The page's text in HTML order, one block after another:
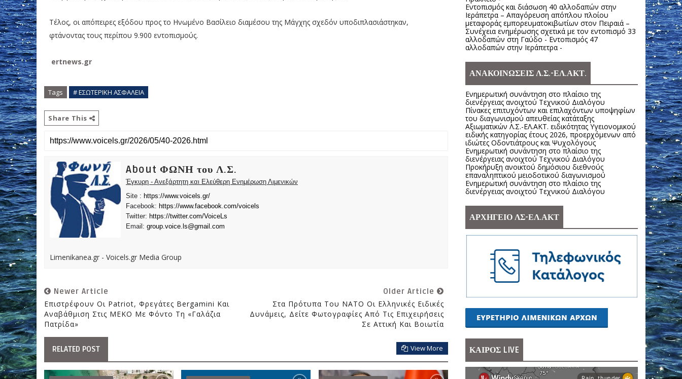
Τέλος, οι απόπειρες εξόδου προς το Ηνωμένο Βασίλειο διαμέσου της Μάγχης σχεδόν υποδιπλασιάστηκαν,
φτάνοντας τους περίπου 9.900 εντοπισμούς.
ertnews.gr
Tags # ΕΣΩΤΕΡΙΚΗ ΑΣΦΑΛΕΙΑ
Share This
About ΦΩΝΗ του Λ.Σ.
Έγκυρη - Ανεξάρτητη και Ελεύθερη Ενημέρωση Λιμενικών
Site : https://www.voicels.gr/
Facebook: https://www.facebook.com/voicels
Twitter: https://twitter.com/VoiceLs
Email: group.voice.ls@gmail.com
Limenikanea.gr - Voicels.gr Media Group
Newer Article
Επιστρέφουν Οι Patriot, Φρεγάτες Bergamini Και
Αναβάθμιση Στις ΜΕΚΟ Με Φόντο Τη «Γαλάζια
Πατρίδα»
Older Article
Στα Πρότυπα Του ΝΑΤΟ Οι Ελληνικές Ειδικές
Δυνάμεις, Δείτε Φωτογραφίες Από Τις Επιχειρήσεις
Σε Αττική Και Βοιωτία
RELATED POST View More
Εντοπισμός και διάσωση 40 αλλοδαπών στην
Ιεράπετρα – Απαγόρευση απόπλου πλοίου
μεταφοράς εμπορευματοκιβωτίων στον Πειραιά –
Συνέχεια ενημέρωσης σχετικά με τον εντοπισμό 33
αλλοδαπών στη Γαύδο - Εντοπισμός 47
αλλοδαπών στην Ιεράπετρα -
ΑΝΑΚΟΙΝΩΣΕΙΣ Λ.Σ.-ΕΛ.ΑΚΤ.
Ενημερωτική συνάντηση στο πλαίσιο της
διενέργειας ανοιχτού Τεχνικού Διαλόγου
Πίνακες επιτυχόντων και επιλαχόντων υποψηφίων
του διαγωνισμού απευθείας κατάταξης
Αξιωματικών Λ.Σ.-ΕΛ.ΑΚΤ. ειδικότητας Υγειονομικού
ειδικής κατηγορίας έτους 2026, προερχόμενων από
ιδιώτες Οδοντιάτρους και Ψυχολόγους
Ενημερωτική συνάντηση στο πλαίσιο της
διενέργειας ανοιχτού Τεχνικού Διαλόγου
Προκήρυξη ανοικτού δημόσιου διεθνούς
επαναληπτικού μειοδοτικού διαγωνισμού
Ενημερωτική συνάντηση στο πλαίσιο της
διενέργειας ανοιχτού Τεχνικού Διαλόγου
ΑΡΧΗΓΕΙΟ ΛΣ-ΕΛ.ΑΚΤ
ΚΑΙΡΟΣ LIVE